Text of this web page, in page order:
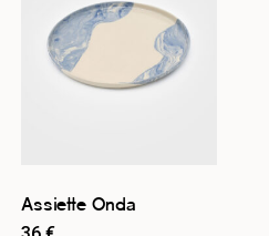
Assiette Onda